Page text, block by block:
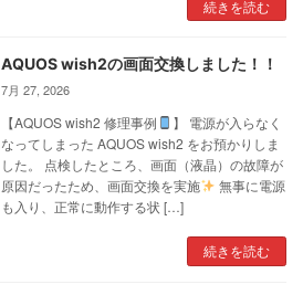
続きを読む
AQUOS wish2の画面交換しました！！
7月 27, 2026
【AQUOS wish2 修理事例
】 電源が入らなく
なってしまった AQUOS wish2 をお預かりしま
した。 点検したところ、画面（液晶）の故障が
原因だったため、画面交換を実施
無事に電源
も入り、正常に動作する状 […]
続きを読む